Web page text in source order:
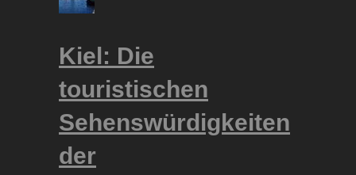
Kiel: Die
touristischen
Sehenswürdigkeiten
der